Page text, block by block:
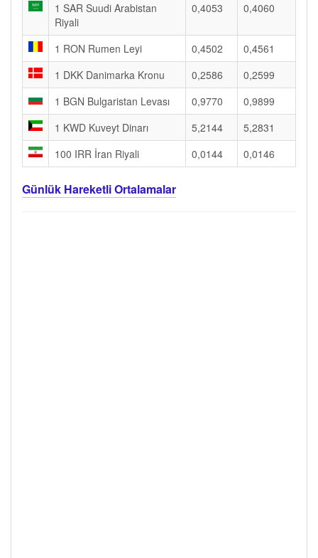
1 SAR Suudi Arabistan
Riyali
0,4053 0,4060
1 RON Rumen Leyi 0,4502
0,4561
1 DKK Danimarka Kronu
0,2586
0,2599
1 BGN Bulgaristan Levası
0,9770
0,9899
1 KWD Kuveyt Dinarı
5,2144
5,2831
100 IRR İran Riyali
0,0144 0,0146
Günlük Hareketli Ortalamalar